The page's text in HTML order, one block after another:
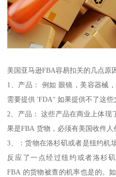
美国亚马逊FBA容易扣关的几点原
1、产品： 例如 眼镜，美容器械
需要提供 'FDA“ 如果提供不了这
2、产品： 这些产品在商业上体现
果是FBA 货物，必须有美国收件人
3、：货物在洛杉矶或者是纽约机
反应了一点经过纽约或者洛杉
FBA 的货物被查的机率也是的。